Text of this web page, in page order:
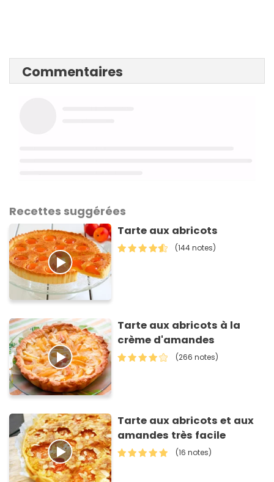
Commentaires
Recettes suggérées
Tarte aux abricots
(144 notes)
Tarte aux abricots à la
crème d'amandes
(266 notes)
Tarte aux abricots et aux
amandes très facile
(16 notes)